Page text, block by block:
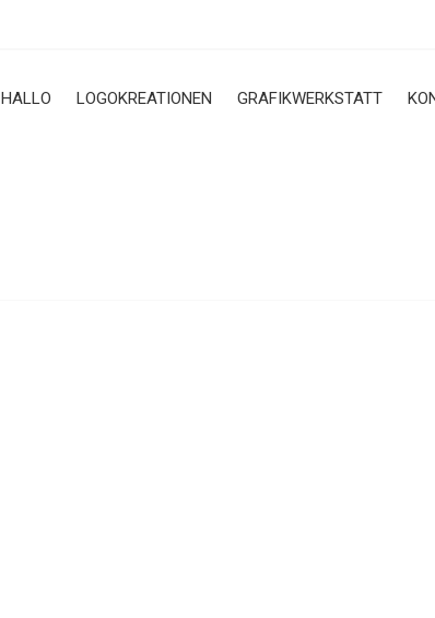
HALLO LOGOKREATIONEN GRAFIKWERKSTATT